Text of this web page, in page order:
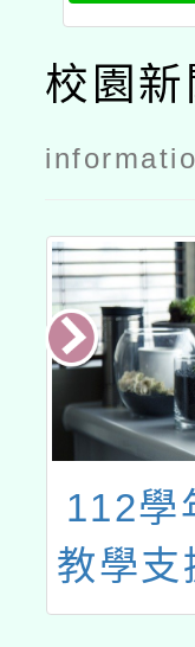
－美感
學：
入設
校園
112學
教學支
小時